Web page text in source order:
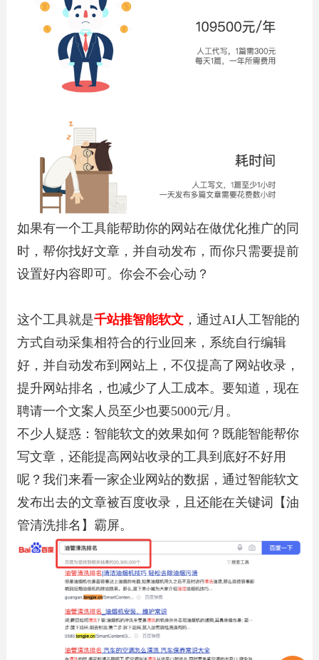
如果有一个工具能帮助你的网站在做优化推广的同
时，帮你找好文章，并自动发布，而你只需要提前
设置好内容即可。你会不会心动？
这个工具就是千站推智能软文，通过AI人工智能的
方式自动采集相符合的行业回来，系统自行编辑
好，并自动发布到网站上，不仅提高了网站收录，
提升网站排名，也减少了人工成本。要知道，现在
聘请一个文案人员至少也要5000元/月。
不少人疑惑：智能软文的效果如何？既能智能帮你
写文章，还能提高网站收录的工具到底好不好用
呢？我们来看一家企业网站的数据，通过智能软文
发布出去的文章被百度收录，且还能在关键词【油
管清洗排名】霸屏。